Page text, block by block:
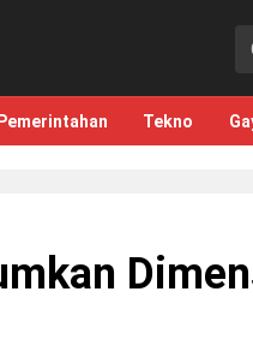
Tekno